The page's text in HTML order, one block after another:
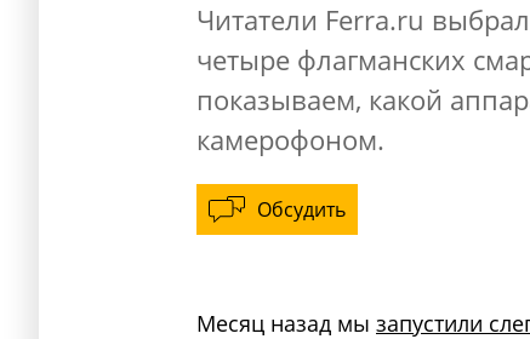
Читатели Ferra.ru
четыре флагманских
показываем, какой
камерофоном.
Обсудить
Месяц назад мы запустили